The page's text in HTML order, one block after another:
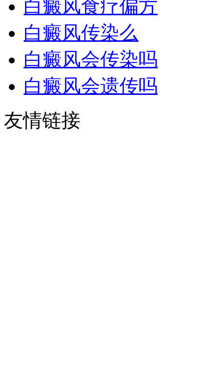
白癜风食疗偏方
白癜风传染么
白癜风会传染吗
白癜风会遗传吗
友情链接